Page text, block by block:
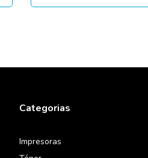
Categorias
Impresoras